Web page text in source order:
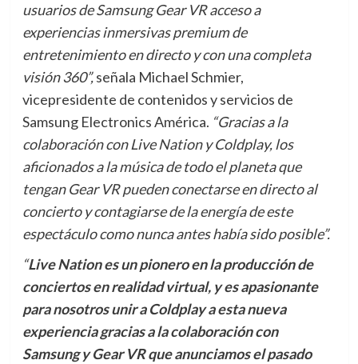
usuarios de Samsung Gear VR acceso a
experiencias inmersivas premium de
entretenimiento en directo y con una completa
visión 360”,señala Michael Schmier,
vicepresidente de contenidos y servicios de
Samsung Electronics América. “Gracias a la
colaboración con Live Nation y Coldplay, los
aficionados a la música de todo el planeta que
tengan Gear VR pueden conectarse en directo al
concierto y contagiarse de la energía de este
espectáculo como nunca antes había sido posible”.
“Live Nation es un pionero en la producción de
conciertos en realidad virtual, y es apasionante
para nosotros unir a Coldplay a esta nueva
experiencia gracias a la colaboración con
Samsung y Gear VR que anunciamos el pasado